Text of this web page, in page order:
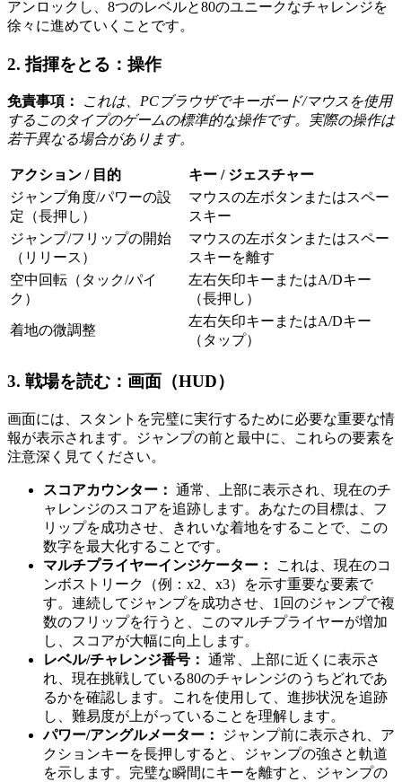
アンロックし、8つのレベルと80のユニークなチャレンジを
徐々に進めていくことです。
2. 指揮をとる：操作
免責事項：
これは、PCブラウザでキーボード/マウスを使用
するこのタイプのゲームの標準的な操作です。実際の操作は
若干異なる場合があります。
アクション / 目的
キー / ジェスチャー
ジャンプ角度/パワーの設
定（長押し）
マウスの左ボタンまたはスペー
スキー
ジャンプ/フリップの開始
（リリース）
マウスの左ボタンまたはスペー
スキーを離す
空中回転（タック/パイ
ク）
左右矢印キーまたはA/Dキー
（長押し）
着地の微調整
左右矢印キーまたはA/Dキー
（タップ）
3. 戦場を読む：画面（HUD）
画面には、スタントを完璧に実行するために必要な重要な情
報が表示されます。ジャンプの前と最中に、これらの要素を
注意深く見てください。
スコアカウンター： 通常、上部に表示され、現在のチ
ャレンジのスコアを追跡します。あなたの目標は、フ
リップを成功させ、きれいな着地をすることで、この
数字を最大化することです。
マルチプライヤーインジケーター：
これは、現在のコ
ンボストリーク（例：x2、x3）を示す重要な要素で
す。連続してジャンプを成功させ、1回のジャンプで複
数のフリップを行うと、このマルチプライヤーが増加
し、スコアが大幅に向上します。
レベル/チャレンジ番号： 通常、上部に近くに表示さ
れ、現在挑戦している80のチャレンジのうちどれであ
るかを確認します。これを使用して、進捗状況を追跡
し、難易度が上がっていることを理解します。
パワー/アングルメーター：
ジャンプ前に表示され、ア
クションキーを長押しすると、ジャンプの強さと軌道
を示します。完璧な瞬間にキーを離すと、ジャンプの